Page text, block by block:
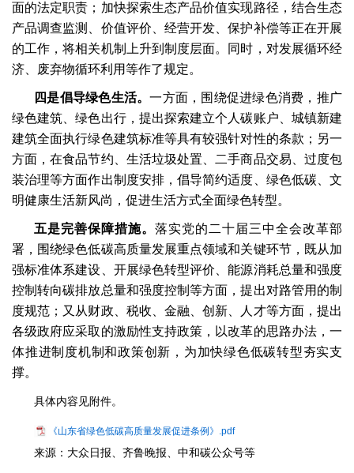
面的法定职责；加快探索生态产品价值实现路径，结合生态
产品调查监测、价值评价、经营开发、保护补偿等正在开展
的工作，将相关机制上升到制度层面。同时，对发展循环经
济、废弃物循环利用等作了规定。
四是倡导绿色生活。一方面，围绕促进绿色消费，推广
绿色建筑、绿色出行，提出探索建立个人碳账户、城镇新建
建筑全面执行绿色建筑标准等具有较强针对性的条款；另一
方面，在食品节约、生活垃圾处置、二手商品交易、过度包
装治理等方面作出制度安排，倡导简约适度、绿色低碳、文
明健康生活新风尚，促进生活方式全面绿色转型。
五是完善保障措施。 落实党的二十届三中全会改革部
署，围绕绿色低碳高质量发展重点领域和关键环节，既从加
强标准体系建设、开展绿色转型评价、能源消耗总量和强度
控制转向碳排放总量和强度控制等方面，提出对路管用的制
度规范；又从财政、税收、金融、创新、人才等方面，提出
各级政府应采取的激励性支持政策，以改革的思路办法，一
体推进制度机制和政策创新，为加快绿色低碳转型夯实支
撑。
具体内容见附件。
《山东省绿色低碳高质量发展促进条例》.pdf
来源：大众日报、齐鲁晚报、中和碳公众号等